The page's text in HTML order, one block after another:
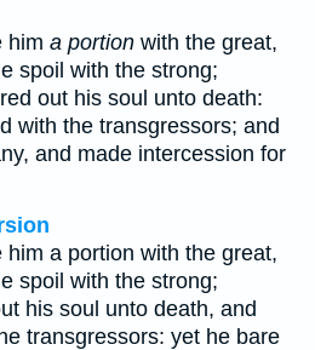
him a portion with the great,
spoil with the strong;
out his soul unto death:
with the transgressors; and
and made intercession for
a portion with the great,
spoil with the strong;
his soul unto death, and
transgressors: yet he bare